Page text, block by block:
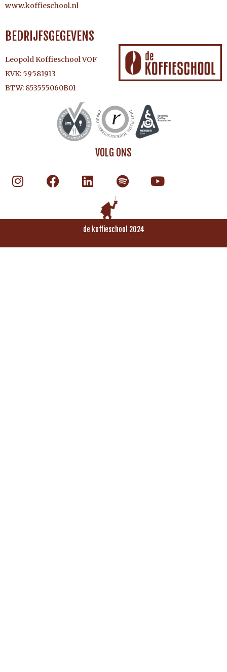
www.koffieschool.nl
BEDRIJFSGEGEVENS
Leopold Koffieschool VOF
KVK: 59581913
BTW: 853555060B01
VOLG ONS
de koffieschool 2024